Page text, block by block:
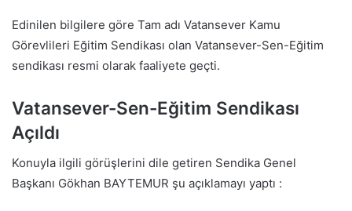
Edinilen bilgilere göre Tam adı Vatansever Kamu
Görevlileri Eğitim Sendikası olan Vatansever-Sen-Eğitim
sendikası resmi olarak faaliyete geçti.
Vatansever-Sen-Eğitim Sendikası
Açıldı
Konuyla ilgili görüşlerini dile getiren Sendika Genel
Başkanı Gökhan BAYTEMUR şu açıklamayı yaptı :